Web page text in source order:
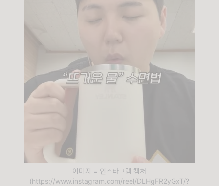
이미지 = 인스타그램 캡처
(https://www.instagram.com/reel/DLHgFR2yGxT/?